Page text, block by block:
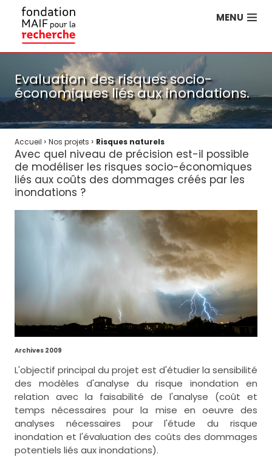
MENU
Evaluation des risques socio-
économiques liés aux inondations.
Accueil › Nos projets › Risques naturels
Avec quel niveau de précision est-il possible
de modéliser les risques socio-économiques
liés aux coûts des dommages créés par les
inondations ?
Archives 2009
L'objectif principal du projet est d'étudier la sensibilité
des modèles d'analyse du risque inondation en
relation avec la faisabilité de l'analyse (coût et
temps nécessaires pour la mise en oeuvre des
analyses nécessaires pour l'étude du risque
inondation et l'évaluation des coûts des dommages
potentiels liés aux inondations).